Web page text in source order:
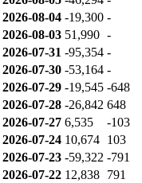
2026-08-04 -19,300 -
2026-08-03 51,990 -
2026-07-31 -95,354 -
2026-07-30 -53,164 -
2026-07-29 -19,545 -648
2026-07-28 -26,842 648
2026-07-27 6,535 -103
2026-07-24 10,674 103
2026-07-23 -59,322 -791
2026-07-22 12,838 791